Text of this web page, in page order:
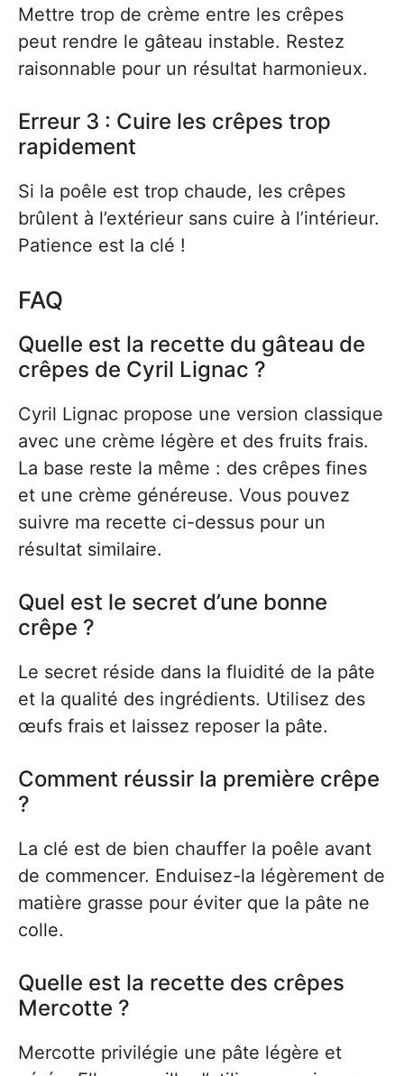
Mettre trop de crème entre les crêpes
peut rendre le gâteau instable. Restez
raisonnable pour un résultat harmonieux.
Erreur 3 : Cuire les crêpes trop
rapidement
Si la poêle est trop chaude, les crêpes
brûlent à l’extérieur sans cuire à l’intérieur.
Patience est la clé !
FAQ
Quelle est la recette du gâteau de
crêpes de Cyril Lignac ?
Cyril Lignac propose une version classique
avec une crème légère et des fruits frais.
La base reste la même : des crêpes fines
et une crème généreuse. Vous pouvez
suivre ma recette ci-dessus pour un
résultat similaire.
Quel est le secret d’une bonne
crêpe ?
Le secret réside dans la fluidité de la pâte
et la qualité des ingrédients. Utilisez des
œufs frais et laissez reposer la pâte.
Comment réussir la première crêpe
?
La clé est de bien chauffer la poêle avant
de commencer. Enduisez-la légèrement de
matière grasse pour éviter que la pâte ne
colle.
Quelle est la recette des crêpes
Mercotte ?
Mercotte privilégie une pâte légère et